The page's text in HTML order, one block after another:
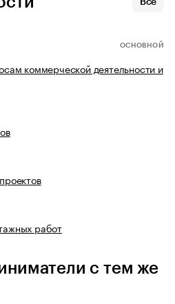
Все
ОСНОВНОЙ
коммерческой деятельности и
работ
с тем же